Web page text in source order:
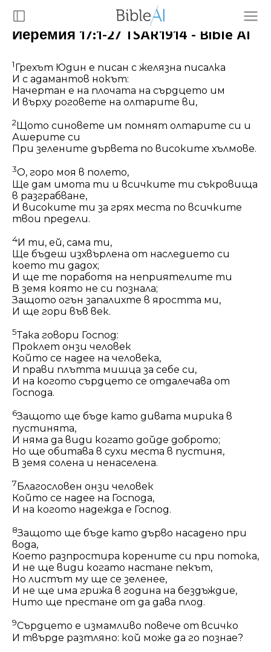
Иеремия 17:1-27 TSAR1914 - Bible AI
1Грехът Юдин е писан с желязна писалка
И с адамантов нокът:
Начертан е на плочата на сърдцето им
И върху роговете на олтарите ви,
2 Щото синовете им помнят олтарите си и
Ашерите си
При зелените дървета по високите хълмове.
3О, горо моя в полето,
Ще дам имота ти и всичките ти съкровища
в разграбване,
И високите ти за грях места по всичките
твои предели.
4И ти, ей, сама ти,
Ще бъдеш изхвърлена от наследието си
което ти дадох;
И ще те поработя на неприятелите ти
В земя която не си познала;
Защото огън запалихте в яростта ми,
И ще гори във век.
5Така говори Господ:
Проклет онзи человек
Който се надее на человека,
И прави плътта мишца за себе си,
И на когото сърдцето се отдалечава от
Господа.
6Защото ще бъде като дивата мирика в
пустинята,
И няма да види когато дойде доброто;
Но ще обитава в сухи места в пустиня,
В земя солена и ненаселена.
7Благословен онзи человек
Който се надее на Господа,
И на когото надежда е Господ.
8Защото ще бъде като дърво насадено при
вода,
Което разпростира корените си при потока,
И не ще види когато настане пекът,
Но листът му ще се зеленее,
И не ще има грижа в година на бездъждие,
Нито ще престане от да дава плод.
9Сърдцето е измамливо повече от всичко
И твърде разтляно: кой може да го познае?